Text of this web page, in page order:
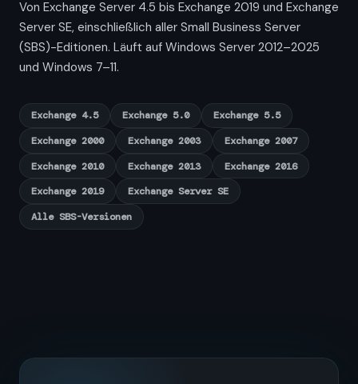
Von Exchange Server 4.5 bis Exchange 2019 und Exchange
Server SE, einschließlich aller Small Business Server
(SBS)-Editionen. Läuft auf Windows Server 2012–2025
und Windows 7–11.
Exchange 4.5 Exchange 5.0
Exchange 5.5
Exchange 2000
Exchange 2003
Exchange 2007
Exchange 2010
Exchange 2013
Exchange 2016
Exchange 2019
Exchange Server SE
Alle SBS-Versionen